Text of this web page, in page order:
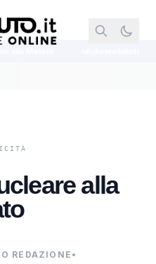
alla
REDAZIONE •